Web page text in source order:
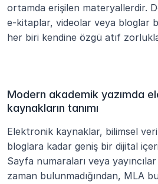
ortamda erişilen materyallerdir.
e-kitaplar, videolar veya bloglar
her biri kendine özgü atıf
Modern akademik yazımda
kaynakların tanımı
Elektronik kaynaklar, bilimsel
bloglara kadar geniş bir dijital
Sayfa numaraları veya
zaman bulunmadığından, MLA